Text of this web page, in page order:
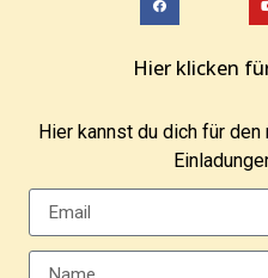
Hier klicken
Hier kannst du dich für